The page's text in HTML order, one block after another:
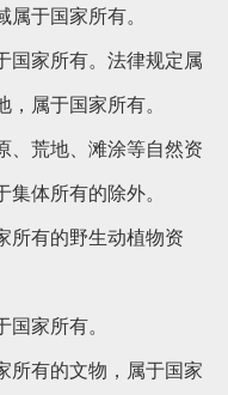
于国家所有。
家所有。法律规定属
属于国家所有。
荒地、滩涂等自然资
体所有的除外。
有的野生动植物资
家所有。
有的文物，属于国家